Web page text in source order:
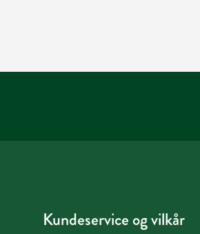
Kundeservice og vilkår